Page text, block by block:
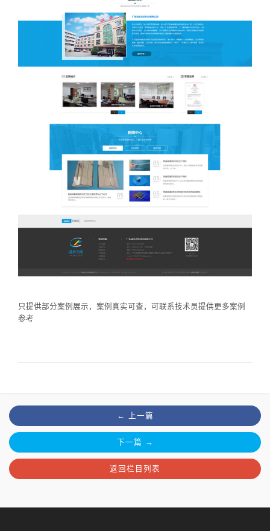
只提供部分案例展示，案例真实可查，可联系技术员提供更多案例
参考
← 上一篇
下一篇 →
返回栏目列表